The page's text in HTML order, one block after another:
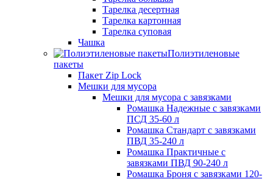
Тарелка десертная
Тарелка картонная
Тарелка суповая
Чашка
Полиэтиленовые
пакеты
Пакет Zip Lock
Мешки для мусора
Мешки для мусора с завязками
Ромашка Надежные с завязками
ПСД 35-60 л
Ромашка Стандарт с завязками
ПВД 35-240 л
Ромашка Практичные с
завязками ПВД 90-240 л
Ромашка Броня с завязками 120-